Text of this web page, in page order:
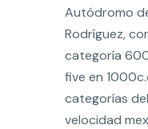
Autódromo
Rodríguez,
categoría
five en
categorías
velocidad